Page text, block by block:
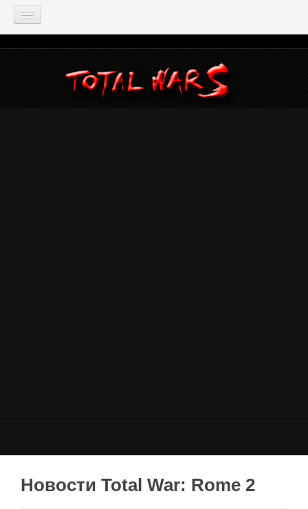
TOTAL WAR
Total War: Three Kingdoms
Total War: Warhammer
Новости Total War: Rome 2